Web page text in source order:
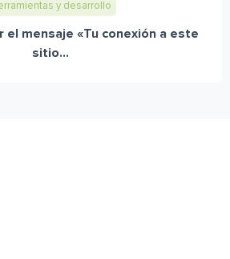
y desarrollo
el mensaje «Tu conexión a este
sitio...